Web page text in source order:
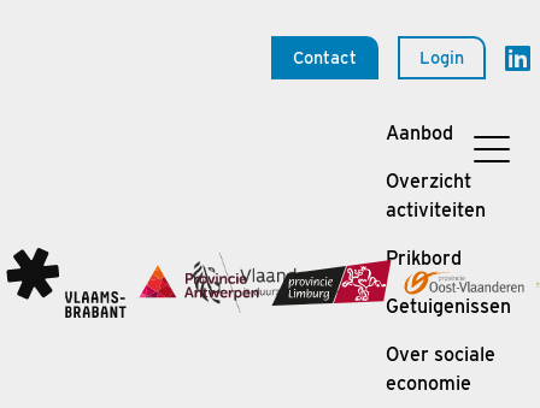
Contact Login
Aanbod
Overzicht
activiteiten
Prikbord
Getuigenissen
Over sociale
economie